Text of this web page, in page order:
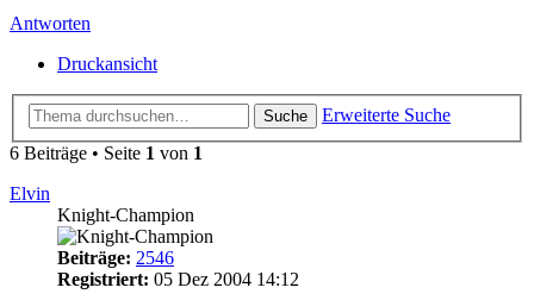
Antworten
Druckansicht
Suche
Erweiterte Suche
6 Beiträge • Seite 1 von 1
Elvin
Knight-Champion
Beiträge: 2546
Registriert: 05 Dez 2004 14:12